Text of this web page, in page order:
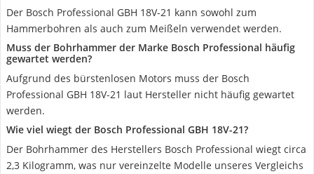
Der Bosch Professional GBH 18V-21 kann sowohl zum
Hammerbohren als auch zum Meißeln verwendet werden.
Muss der Bohrhammer der Marke Bosch Professional häufig
gewartet werden?
Aufgrund des bürstenlosen Motors muss der Bosch
Professional GBH 18V-21 laut Hersteller nicht häufig gewartet
werden.
Wie viel wiegt der Bosch Professional GBH 18V-21?
Der Bohrhammer des Herstellers Bosch Professional wiegt circa
2,3 Kilogramm, was nur vereinzelte Modelle unseres Vergleichs